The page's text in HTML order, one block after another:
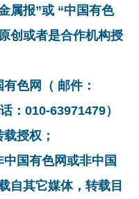
属报”或 “中国有色
创或者是合作机构授
色网（ 邮件：
：010-63971479）
授权；
国有色网或非中国
自其它媒体，转载目